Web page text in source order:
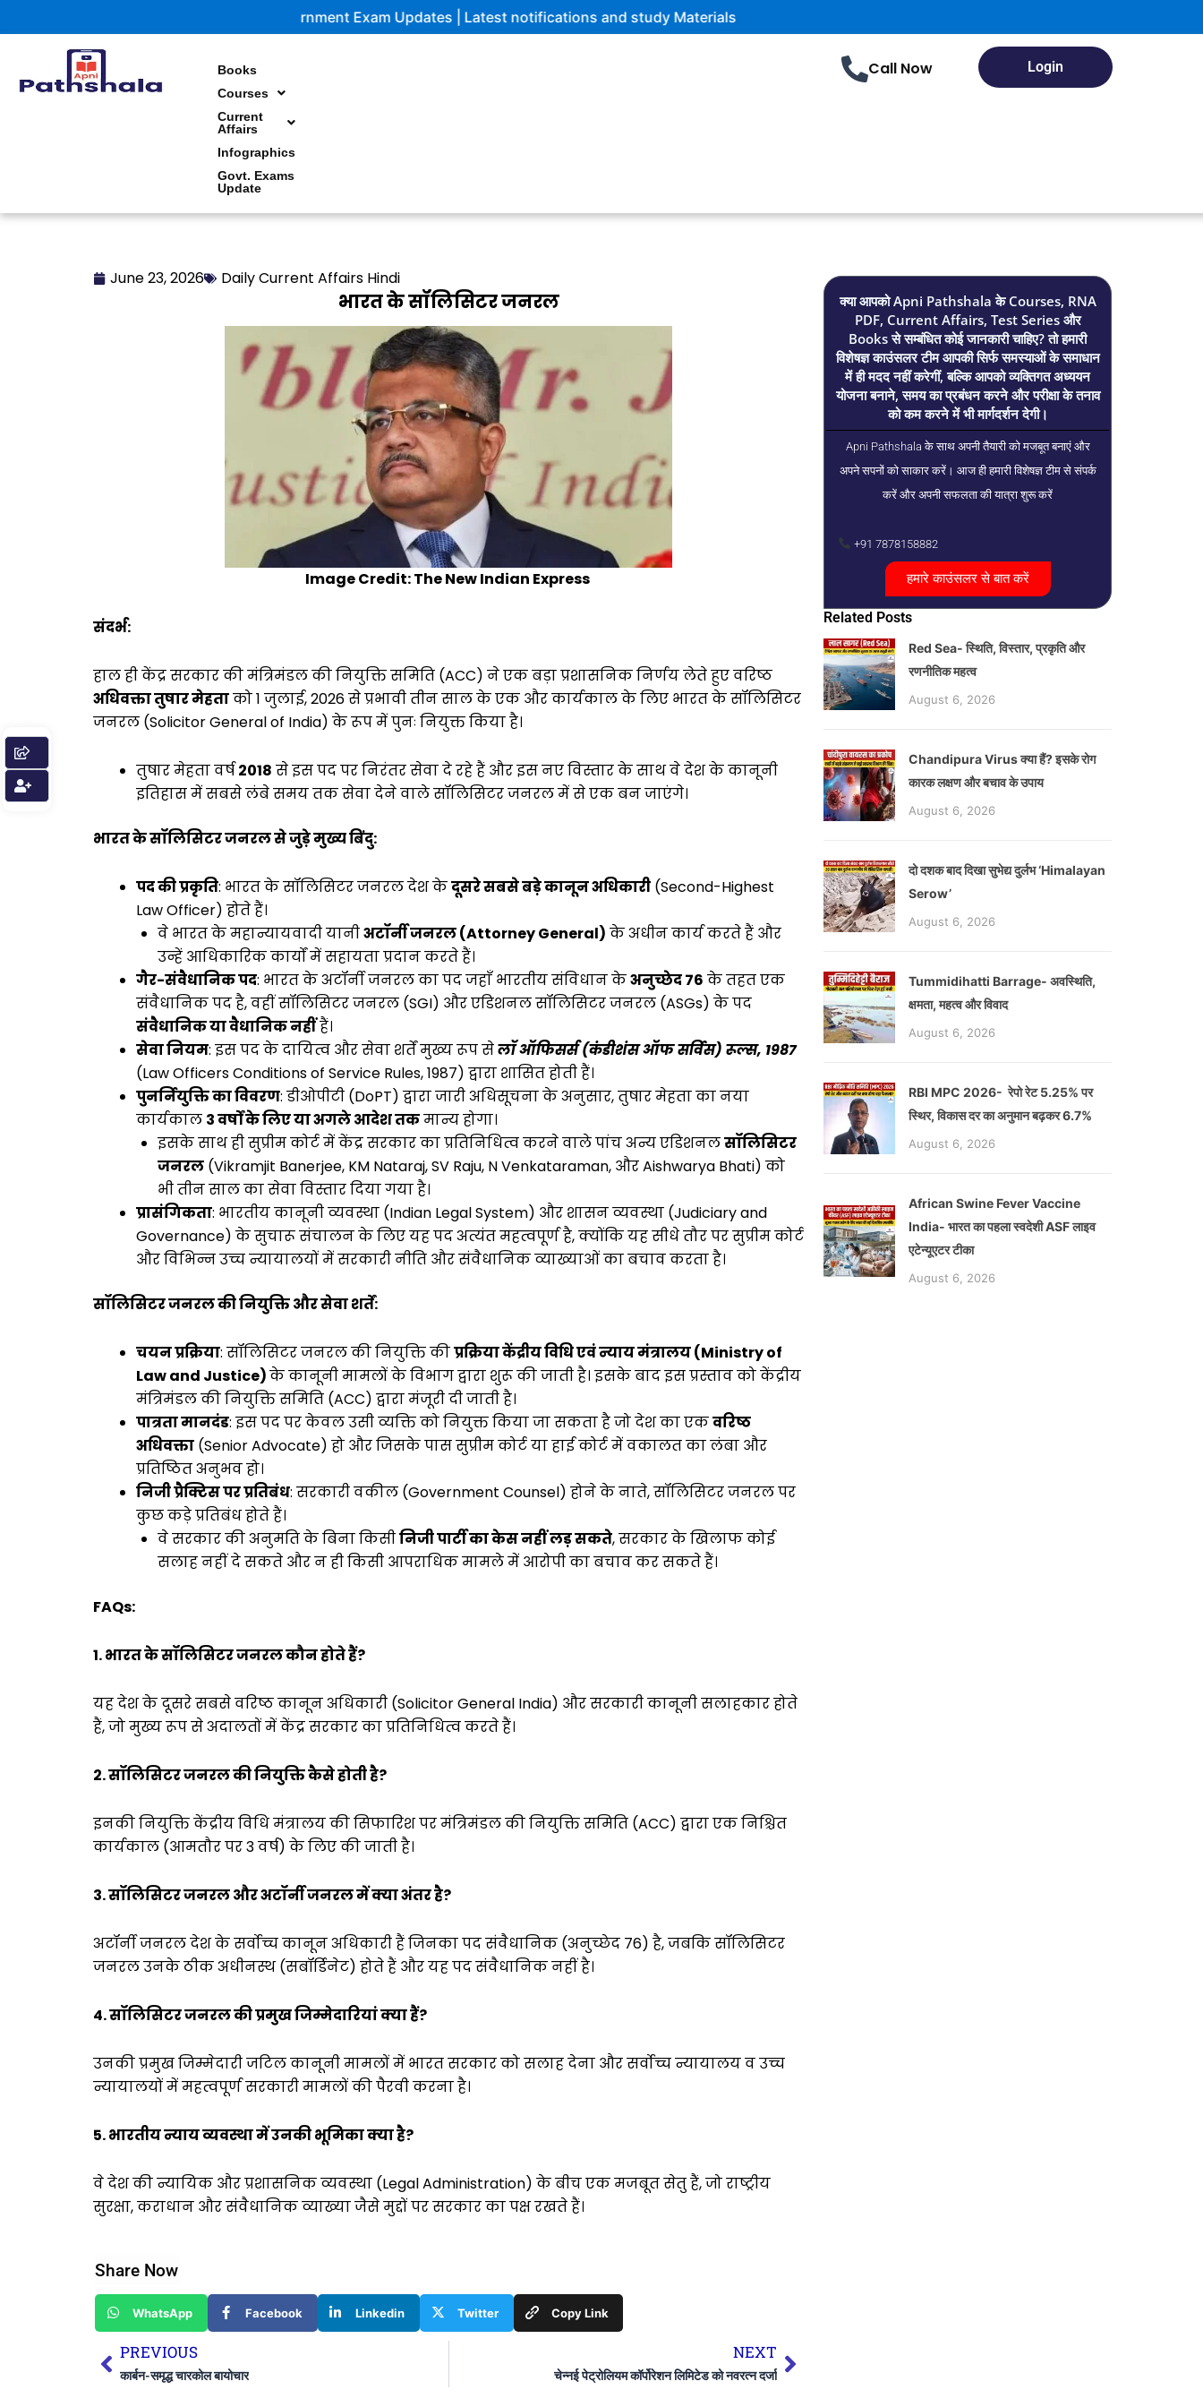
to
Government Exam Updates | Latest notifications and study Materials
Books
Courses
Current
Affairs
Infographics
Govt. Exams
Update
Call Now Login
June 23, 2026 Daily Current Affairs Hindi
भारत के सॉलिसिटर जनरल
Image Credit: The New Indian Express
संदर्भ:
हाल ही केंद्र सरकार की मंत्रिमंडल की नियुक्ति समिति (ACC) ने एक बड़ा प्रशासनिक निर्णय लेते हुए वरिष्ठ
अधिवक्ता तुषार मेहताको 1 जुलाई, 2026 से प्रभावी तीन साल के एक और कार्यकाल के लिए भारत के सॉलिसिटर
जनरल (Solicitor General of India) के रूप में पुनः नियुक्त किया है।
तुषार मेहता वर्ष2018 से इस पद पर निरंतर सेवा दे रहे हैं और इस नए विस्तार के साथ वे देश के कानूनी
इतिहास में सबसे लंबे समय तक सेवा देने वाले सॉलिसिटर जनरल में से एक बन जाएंगे।
भारत के सॉलिसिटर जनरल से जुड़े मुख्य बिंदु:
पद की प्रकृति: भारत के सॉलिसिटर जनरल देश केदूसरे सबसे बड़े कानून अधिकारी (Second-Highest
Law Officer) होते हैं।
वे भारत के महान्यायवादी यानीअटॉर्नी जनरल (Attorney General) के अधीन कार्य करते हैं और
उन्हें आधिकारिक कार्यों में सहायता प्रदान करते हैं।
गैर-संवैधानिक पद: भारत के अटॉर्नी जनरल का पद जहाँ भारतीय संविधान केअनुच्छेद 76 के तहत एक
संवैधानिक पद है, वहीं सॉलिसिटर जनरल (SGI) और एडिशनल सॉलिसिटर जनरल (ASGs) के पद
संवैधानिक या वैधानिक नहींहैं।
सेवा नियम: इस पद के दायित्व और सेवा शर्तें मुख्य रूप सेलॉ ऑफिसर्स (कंडीशंस ऑफ सर्विस) रूल्स, 1987
(Law Officers Conditions of Service Rules, 1987) द्वारा शासित होती हैं।
पुनर्नियुक्ति का विवरण: डीओपीटी (DoPT) द्वारा जारी अधिसूचना के अनुसार, तुषार मेहता का नया
कार्यकाल 3 वर्षों के लिए या अगले आदेश तकमान्य होगा।
इसके साथ ही सुप्रीम कोर्ट में केंद्र सरकार का प्रतिनिधित्व करने वाले पांच अन्य एडिशनलसॉलिसिटर
जनरल (Vikramjit Banerjee, KM Nataraj, SV Raju, N Venkataraman, और Aishwarya Bhati) को
भी तीन साल का सेवा विस्तार दिया गया है।
प्रासंगिकता: भारतीय कानूनी व्यवस्था (Indian Legal System) और शासन व्यवस्था (Judiciary and
Governance) के सुचारू संचालन के लिए यह पद अत्यंत महत्वपूर्ण है, क्योंकि यह सीधे तौर पर सुप्रीम कोर्ट
और विभिन्न उच्च न्यायालयों में सरकारी नीति और संवैधानिक व्याख्याओं का बचाव करता है।
सॉलिसिटर जनरल की नियुक्ति और सेवा शर्तें:
चयन प्रक्रिया: सॉलिसिटर जनरल की नियुक्ति कीप्रक्रिया केंद्रीय विधि एवं न्याय मंत्रालय (Ministry of
Law and Justice)के कानूनी मामलों के विभाग द्वारा शुरू की जाती है। इसके बाद इस प्रस्ताव को केंद्रीय
मंत्रिमंडल की नियुक्ति समिति (ACC) द्वारा मंजूरी दी जाती है।
पात्रता मानदंड: इस पद पर केवल उसी व्यक्ति को नियुक्त किया जा सकता है जो देश का एकवरिष्ठ
अधिवक्ता (Senior Advocate) हो और जिसके पास सुप्रीम कोर्ट या हाई कोर्ट में वकालत का लंबा और
प्रतिष्ठित अनुभव हो।
निजी प्रैक्टिस पर प्रतिबंध: सरकारी वकील (Government Counsel) होने के नाते, सॉलिसिटर जनरल पर
कुछ कड़े प्रतिबंध होते हैं।
वे सरकार की अनुमति के बिना किसीनिजी पार्टी का केस नहीं लड़ सकते, सरकार के खिलाफ कोई
सलाह नहीं दे सकते और न ही किसी आपराधिक मामले में आरोपी का बचाव कर सकते हैं।
FAQs:
1. भारत के सॉलिसिटर जनरल कौन होते हैं?
यह देश के दूसरे सबसे वरिष्ठ कानून अधिकारी (Solicitor General India) और सरकारी कानूनी सलाहकार होते
हैं, जो मुख्य रूप से अदालतों में केंद्र सरकार का प्रतिनिधित्व करते हैं।
2. सॉलिसिटर जनरल की नियुक्ति कैसे होती है?
इनकी नियुक्ति केंद्रीय विधि मंत्रालय की सिफारिश पर मंत्रिमंडल की नियुक्ति समिति (ACC) द्वारा एक निश्चित
कार्यकाल (आमतौर पर 3 वर्ष) के लिए की जाती है।
3. सॉलिसिटर जनरल और अटॉर्नी जनरल में क्या अंतर है?
अटॉर्नी जनरल देश के सर्वोच्च कानून अधिकारी हैं जिनका पद संवैधानिक (अनुच्छेद 76) है, जबकि सॉलिसिटर
जनरल उनके ठीक अधीनस्थ (सबॉर्डिनेट) होते हैं और यह पद संवैधानिक नहीं है।
4. सॉलिसिटर जनरल की प्रमुख जिम्मेदारियां क्या हैं?
उनकी प्रमुख जिम्मेदारी जटिल कानूनी मामलों में भारत सरकार को सलाह देना और सर्वोच्च न्यायालय व उच्च
न्यायालयों में महत्वपूर्ण सरकारी मामलों की पैरवी करना है।
5. भारतीय न्याय व्यवस्था में उनकी भूमिका क्या है?
वे देश की न्यायिक और प्रशासनिक व्यवस्था (Legal Administration) के बीच एक मजबूत सेतु हैं, जो राष्ट्रीय
सुरक्षा, कराधान और संवैधानिक व्याख्या जैसे मुद्दों पर सरकार का पक्ष रखते हैं।
Share Now
WhatsApp Facebook Linkedin Twitter Copy Link
Prev
PREVIOUS
कार्बन-समृद्ध चारकोल बायोचार
NEXT
चेन्नई पेट्रोलियम कॉर्पोरेशन लिमिटेड को नवरत्न दर्जा
Next
क्या आपको Apni Pathshala के Courses, RNA
PDF, Current Affairs, Test Series और
Books से सम्बंधित कोई जानकारी चाहिए? तो हमारी
विशेषज्ञ काउंसलर टीम आपकी सिर्फ समस्याओं के समाधान
में ही मदद नहीं करेगीं, बल्कि आपको व्यक्तिगत अध्ययन
योजना बनाने, समय का प्रबंधन करने और परीक्षा के तनाव
को कम करने में भी मार्गदर्शन देगी।
Apni Pathshala के साथ अपनी तैयारी को मजबूत बनाएं और
अपने सपनों को साकार करें। आज ही हमारी विशेषज्ञ टीम से संपर्क
करें और अपनी सफलता की यात्रा शुरू करें
+91 7878158882
हमारे काउंसलर से बात करें
Related Posts
Red Sea- स्थिति, विस्तार, प्रकृति और
रणनीतिक महत्व
August 6, 2026
Chandipura Virus क्या हैं? इसके रोग
कारक लक्षण और बचाव के उपाय
August 6, 2026
दो दशक बाद दिखा सुभेद्य दुर्लभ ‘Himalayan
Serow’
August 6, 2026
Tummidihatti Barrage- अवस्थिति,
क्षमता, महत्व और विवाद
August 6, 2026
RBI MPC 2026- रेपो रेट 5.25% पर
स्थिर, विकास दर का अनुमान बढ़कर 6.7%
August 6, 2026
African Swine Fever Vaccine
India- भारत का पहला स्वदेशी ASF लाइव
एटेन्यूएटर टीका
August 6, 2026